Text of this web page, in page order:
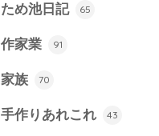
ため池日記 65
作家業 91
家族 70
手作りあれこれ 43